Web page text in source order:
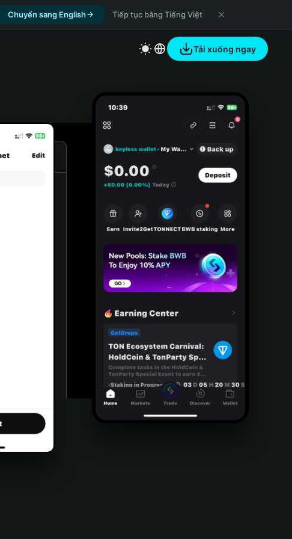
Chuyển sang English Tiếp tục bằng Tiếng Việt
Tải xuống ngay